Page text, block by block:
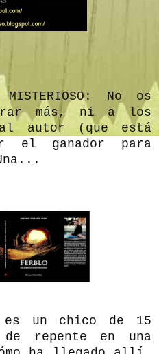
MISTERIOSO: No os
más, ni a los
autor (que está
el ganador para
un chico de 15
de repente en una